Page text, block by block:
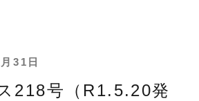
31日
218号（R1.5.20発